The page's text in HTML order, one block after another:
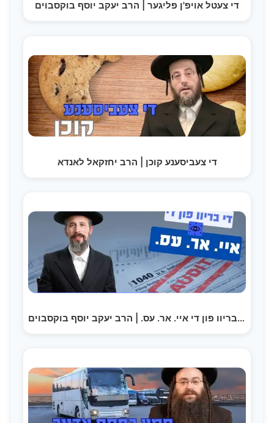
די צעטל אויפ'ן פליגער | הרב יעקב יוסף בוקסבוים
די צעביסענע קוכן | הרב יחזקאל לאנדא
די בריוו פון די איי. אר. עס. | הרב יעקב יוסף בוקסבוים